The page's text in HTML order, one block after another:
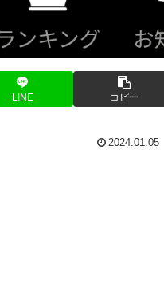
LINE コピー
2024.01.05